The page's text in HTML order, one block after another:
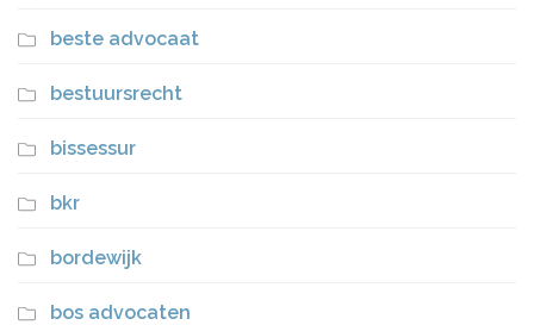
beste advocaat
bestuursrecht
bissessur
bkr
bordewijk
bos advocaten